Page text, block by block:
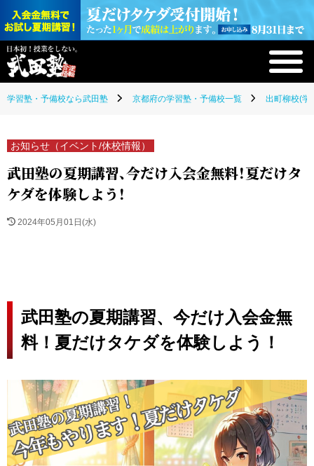
学習塾・予備校なら武田塾 京都府の学習塾・予備校一覧 出町柳校(学
お知らせ（イベント/休校情報）
武田塾の夏期講習、今だけ入会金無料！夏だけタ
ケダを体験しよう！
2024年05月01日(水)
武田塾の夏期講習、今だけ入会金無
料！夏だけタケダを体験しよう！